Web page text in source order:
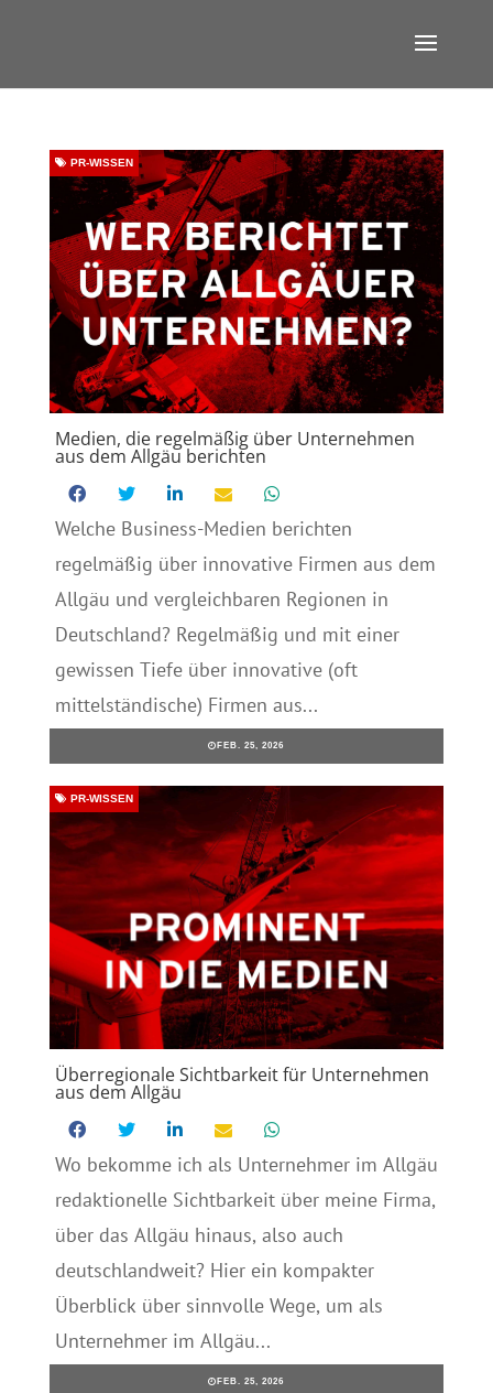
Medien, die regelmäßig über Unternehmen
aus dem Allgäu berichten
PR-WISSEN
Welche Business-Medien berichten
regelmäßig über innovative Firmen aus dem
Allgäu und vergleichbaren Regionen in
Deutschland? Regelmäßig und mit einer
gewissen Tiefe über innovative (oft
mittelständische) Firmen aus...
FEB. 25, 2026
Überregionale Sichtbarkeit für Unternehmen
aus dem Allgäu
PR-WISSEN
Wo bekomme ich als Unternehmer im Allgäu
redaktionelle Sichtbarkeit über meine Firma,
über das Allgäu hinaus, also auch
deutschlandweit? Hier ein kompakter
Überblick über sinnvolle Wege, um als
Unternehmer im Allgäu...
FEB. 25, 2026